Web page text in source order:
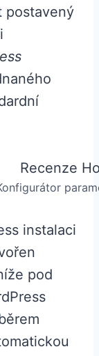
postavený
instalaci
pod